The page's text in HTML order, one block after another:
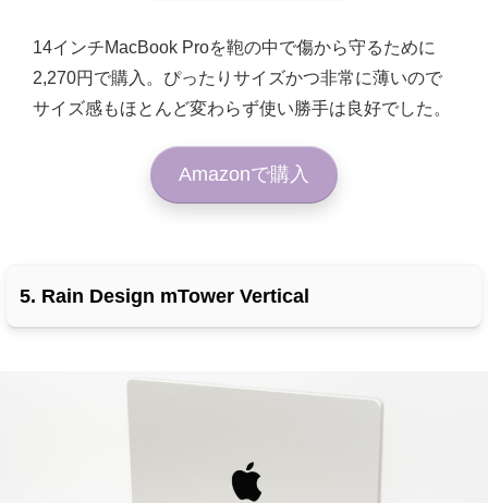
14インチMacBook Proを鞄の中で傷から守るために
2,270円で購入。ぴったりサイズかつ非常に薄いので
サイズ感もほとんど変わらず使い勝手は良好でした。
Amazonで購入
5. Rain Design mTower Vertical